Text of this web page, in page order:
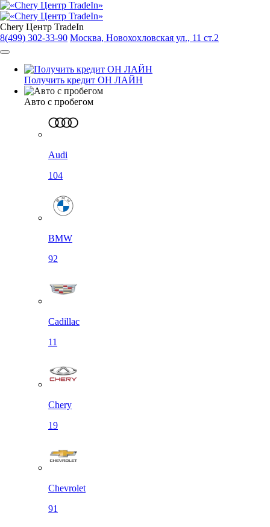
Chery Центр TradeIn
8(499) 302-33-90 Москва, Новохохловская ул., 11 ст.2
Получить кредит ОН ЛАЙН
Авто с пробегом
Audi
104
BMW
92
Cadillac
11
Chery
19
Chevrolet
91